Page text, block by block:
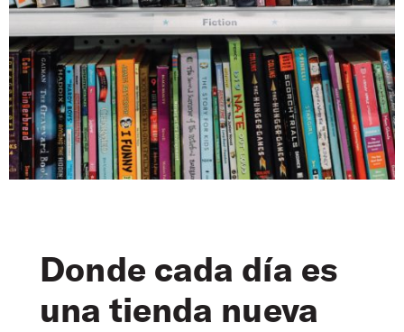
Donde cada día es
una tienda nueva